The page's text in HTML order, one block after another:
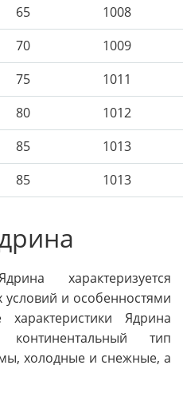
65
1008
70
1009
75
1011
80
1012
85
1013
85 1013
характеризуется
и особенностями
характеристики Ядрина
тип
холодные и снежные, а